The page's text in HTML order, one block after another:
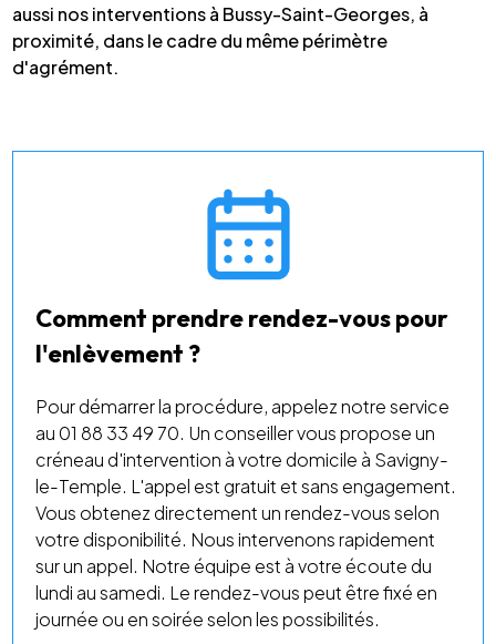
aussi nos interventions à Bussy-Saint-Georges, à
proximité, dans le cadre du même périmètre
d'agrément.
Comment prendre rendez-vous pour
l'enlèvement ?
Pour démarrer la procédure, appelez notre service
au 01 88 33 49 70. Un conseiller vous propose un
créneau d'intervention à votre domicile à Savigny-
le-Temple. L'appel est gratuit et sans engagement.
Vous obtenez directement un rendez-vous selon
votre disponibilité. Nous intervenons rapidement
sur un appel. Notre équipe est à votre écoute du
lundi au samedi. Le rendez-vous peut être fixé en
journée ou en soirée selon les possibilités.